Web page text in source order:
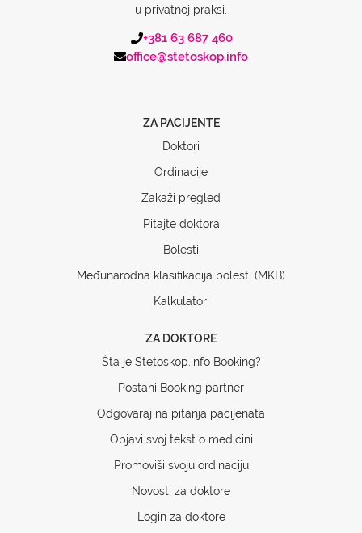
u privatnoj praksi.
+381 63 687 460
office@stetoskop.info
ZA PACIJENTE
Doktori
Ordinacije
Zakaži pregled
Pitajte doktora
Bolesti
Međunarodna klasifikacija bolesti (MKB)
Kalkulatori
ZA DOKTORE
Šta je Stetoskop.info Booking?
Postani Booking partner
Odgovaraj na pitanja pacijenata
Objavi svoj tekst o medicini
Promoviši svoju ordinaciju
Novosti za doktore
Login za doktore